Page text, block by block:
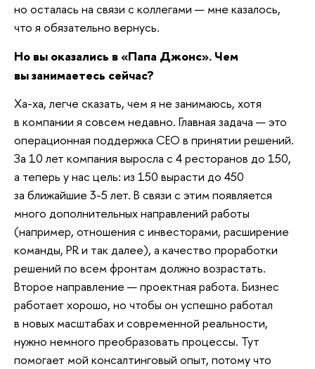
но осталась на связи с коллегами — мне казалось,
что я обязательно вернусь.
Но вы оказались в «Папа Джонс». Чем
вы занимаетесь сейчас?
Ха-ха, легче сказать, чем я не занимаюсь, хотя
в компании я совсем недавно. Главная задача — это
операционная поддержка СЕО в принятии решений.
За 10 лет компания выросла с 4 ресторанов до 150,
а теперь у нас цель: из 150 вырасти до 450
за ближайшие 3-5 лет. В связи с этим появляется
много дополнительных направлений работы
(например, отношения с инвесторами, расширение
команды, PR и так далее), а качество проработки
решений по всем фронтам должно возрастать.
Второе направление — проектная работа. Бизнес
работает хорошо, но чтобы он успешно работал
в новых масштабах и современной реальности,
нужно немного преобразовать процессы. Тут
помогает мой консалтинговый опыт, потому что